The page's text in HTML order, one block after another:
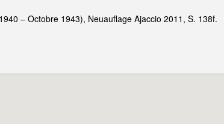
– Octobre 1943), Neuauflage Ajaccio 2011, S. 138f.